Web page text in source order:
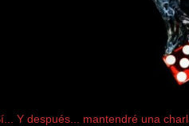
Y después... mantendré una